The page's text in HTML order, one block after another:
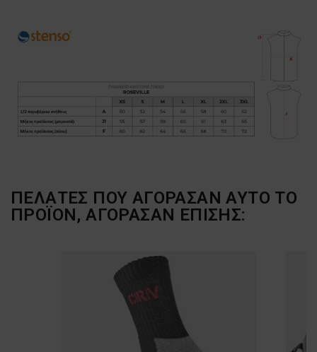
ΠΕΛΆΤΕΣ ΠΟΥ ΑΓΌΡΑΣΑΝ ΑΥΤΌ ΤΟ
ΠΡΟΪΌΝ, ΑΓΌΡΑΣΑΝ ΕΠΊΣΗΣ: